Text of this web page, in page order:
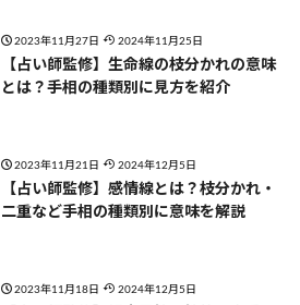
2023年11月27日 2024年11月25日
【占い師監修】生命線の枝分かれの意味
とは？手相の種類別に見方を紹介
2023年11月21日 2024年12月5日
【占い師監修】感情線とは？枝分かれ・
二重など手相の種類別に意味を解説
2023年11月18日 2024年12月5日